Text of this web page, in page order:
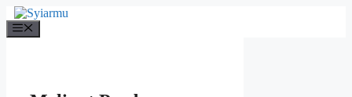
Langsung
ke
isi